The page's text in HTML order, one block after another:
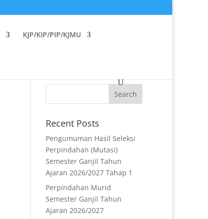
KJP/KIP/PIP/KJMU
Recent Posts
Pengumuman Hasil Seleksi
Perpindahan (Mutasi)
Semester Ganjil Tahun
Ajaran 2026/2027 Tahap 1
Perpindahan Murid
Semester Ganjil Tahun
Ajaran 2026/2027